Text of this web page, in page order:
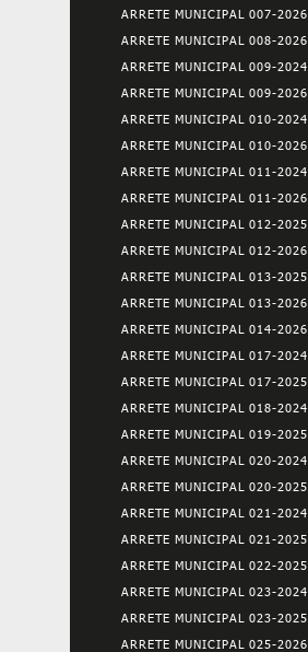
ARRETE MUNICIPAL 007-2026
ARRETE MUNICIPAL 008-2026
ARRETE MUNICIPAL 009-2024
ARRETE MUNICIPAL 009-2026
ARRETE MUNICIPAL 010-2024
ARRETE MUNICIPAL 010-2026
ARRETE MUNICIPAL 011-2024
ARRETE MUNICIPAL 011-2026
ARRETE MUNICIPAL 012-2025
ARRETE MUNICIPAL 012-2026
ARRETE MUNICIPAL 013-2025
ARRETE MUNICIPAL 013-2026
ARRETE MUNICIPAL 014-2026
ARRETE MUNICIPAL 017-2024
ARRETE MUNICIPAL 017-2025
ARRETE MUNICIPAL 018-2024
ARRETE MUNICIPAL 019-2025
ARRETE MUNICIPAL 020-2024
ARRETE MUNICIPAL 020-2025
ARRETE MUNICIPAL 021-2024
ARRETE MUNICIPAL 021-2025
ARRETE MUNICIPAL 022-2025
ARRETE MUNICIPAL 023-2024
ARRETE MUNICIPAL 023-2025
ARRETE MUNICIPAL 025-2026